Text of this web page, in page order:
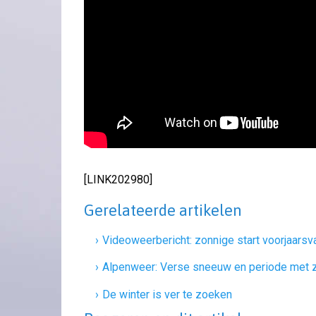
[LINK202980]
Gerelateerde artikelen
Videoweerbericht: zonnige start
Alpenweer: Verse sneeuw en periode met
De winter is ver te zoeken